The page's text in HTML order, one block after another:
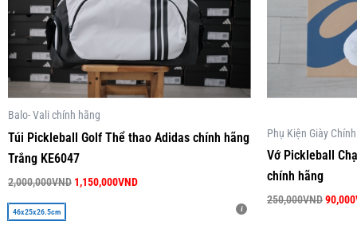
Balo- Vali chính hãng
Túi Pickleball Golf Thể thao Adidas chính hãng
Trắng KE6047
2,000,000VND 1,150,000VND
có
nhiều
biến
tùy
chọn
có
chọn
46x25x26.5cm
Phụ Kiện Giày
Vớ Pickleball
chính hãng
250,000VND90,000